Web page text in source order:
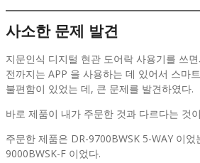
사소한 문제 발견
지문인식 디지털 현관 도어락 사용기를 쓰
전까지는 APP 을 사용하는 데 있어서 스마
불편함이 있었는 데, 큰 문제를 발견하였다.
바로 제품이 내가 주문한 것과 다르다는 것
주문한 제품은 DR-9700BWSK 5-WAY 이
9000BWSK-F 이었다.